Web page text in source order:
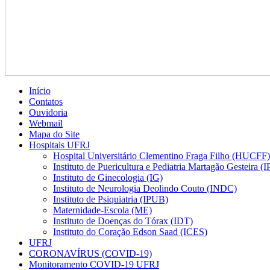
Início
Contatos
Ouvidoria
Webmail
Mapa do Site
Hospitais UFRJ
Hospital Universitário Clementino Fraga Filho (HUCFF)
Instituto de Puericultura e Pediatria Martagão Gesteira
Instituto de Ginecologia (IG)
Instituto de Neurologia Deolindo Couto (INDC)
Instituto de Psiquiatria (IPUB)
Maternidade-Escola (ME)
Instituto de Doenças do Tórax (IDT)
Instituto do Coração Edson Saad (ICES)
UFRJ
CORONAVÍRUS (COVID-19)
Monitoramento COVID-19 UFRJ